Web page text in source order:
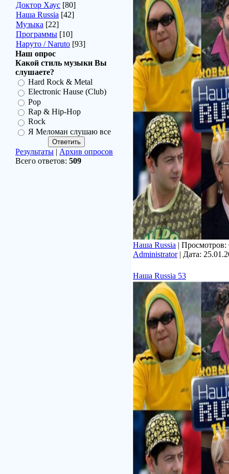
Доктор Хаус [80]
Наша Russia [42]
Музыка [22]
Программы [10]
Наруто / Naruto [93]
Наш опрос
Какой стиль музыки Вы
слушаете?
Hard Rock & Metal
Electronic Hause (Club)
Pop
Rap & Hip-Hop
Rock
Я Меломан слушаю все
Результаты | Архив опросов
Всего ответов: 509
Наша Russia | Просмотров:
Administrator| Дата:
Наша Russia 53